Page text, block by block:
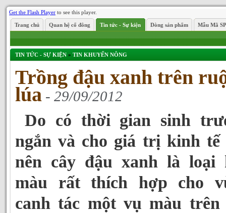
Get the Flash Player to see this player.
Trang chủ Quan hệ cổ đông Tin tức - Sự kiện Dòng sản phẩm Mẫu Mã SP
TIN TỨC - SỰ KIỆN » TIN KHUYẾN NÔNG
Trồng đậu xanh trên
lúa - 29/09/2012
Do có thời gian sinh
ngắn và cho giá trị kinh tế
nên cây đậu xanh là loại
màu rất thích hợp cho
canh tác một vụ màu trên